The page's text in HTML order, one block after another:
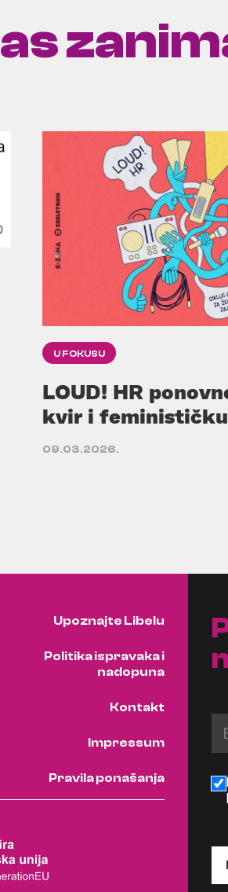
U FOKUSU
LOUD! HR
kvir i feminističku
09.03.2026.
Upoznajte Libelu
Politika ispravaka i
nadopuna
Kontakt
Impressum
Pravila ponašanja